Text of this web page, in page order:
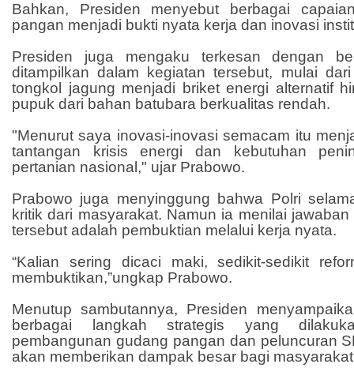
Bahkan, Presiden menyebut berbagai
pangan menjadi bukti nyata kerja dan inovasi
Presiden juga mengaku terkesan dengan
ditampilkan dalam kegiatan tersebut, mulai
tongkol jagung menjadi briket energi alternatif
pupuk dari bahan batubara berkualitas rendah.
"Menurut saya inovasi-inovasi semacam itu
tantangan krisis energi dan kebutuhan
pertanian nasional," ujar Prabowo.
Prabowo juga menyinggung bahwa Polri
kritik dari masyarakat. Namun ia menilai
tersebut adalah pembuktian melalui kerja nyata.
“Kalian sering dicaci maki, sedikit-sedikit
membuktikan,”ungkap Prabowo.
Menutup sambutannya, Presiden
berbagai langkah strategis yang
pembangunan gudang pangan dan peluncuran
akan memberikan dampak besar bagi